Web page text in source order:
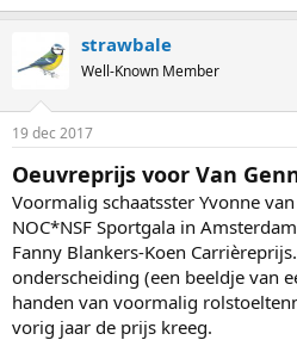
strawbale
Well-Known Member
19 dec 2017
Oeuvreprijs voor Van
Voormalig schaatsster Yvonne
NOC*NSF Sportgala in
Fanny Blankers-Koen
onderscheiding (een beeldje van
handen van voormalig
vorig jaar de prijs kreeg.